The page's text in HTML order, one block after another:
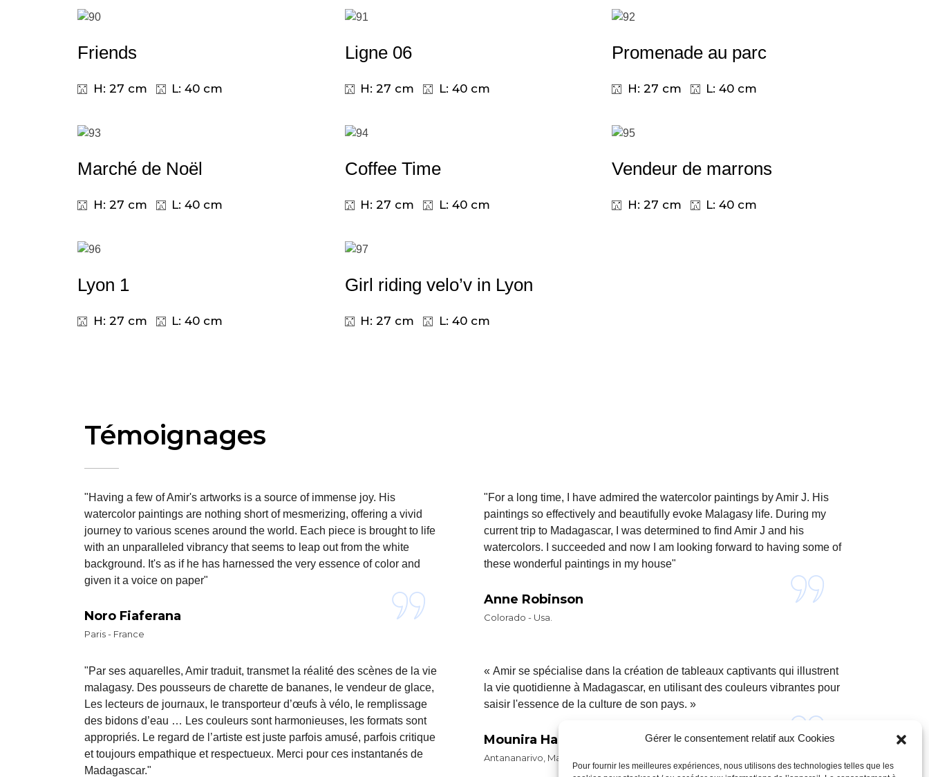
Gérer le consentement relatif aux Cookies
Pour fournir les meilleures expériences, nous utilisons des technologies telles que les
Friends
H: 27 cm L: 40 cm
Ligne 06
H: 27 cm L: 40 cm
Promenade au parc
H: 27 cm L: 40 cm
Marché de Noël
H: 27 cm L: 40 cm
Coffee Time
H: 27 cm L: 40 cm
Vendeur de marrons
H: 27 cm L: 40 cm
Lyon 1
H: 27 cm L: 40 cm
Girl riding velo’v in Lyon
H: 27 cm L: 40 cm
Témoignages
"Having a few of Amir's artworks is a source of immense joy. His
watercolor paintings are nothing short of mesmerizing, offering a vivid
journey to various scenes around the world. Each piece is brought to life
with an unparalleled vibrancy that seems to leap out from the white
background. It's as if he has harnessed the very essence of color and
given it a voice on paper"
Noro Fiaferana
Paris - France
"For a long time, I have admired the watercolor paintings by Amir J. His
paintings so effectively and beautifully evoke Malagasy life. During my
current trip to Madagascar, I was determined to find Amir J and his
watercolors. I succeeded and now I am looking forward to having some of
these wonderful paintings in my house"
Anne Robinson
Colorado - Usa.
"Par ses aquarelles, Amir traduit, transmet la réalité des scènes de la vie
malagasy. Des pousseurs de charette de bananes, le vendeur de glace,
Les lecteurs de journaux, le transporteur d’œufs à vélo, le remplissage
des bidons d’eau … Les couleurs sont harmonieuses, les formats sont
appropriés. Le regard de l’artiste est juste parfois amusé, parfois critique
et toujours empathique et respectueux. Merci pour ces instantanés de
Madagascar."
« Amir se spécialise dans la création de tableaux captivants qui illustrent
la vie quotidienne à Madagascar, en utilisant des couleurs vibrantes pour
saisir l'essence de la culture de son pays. »
Mounira Hassim
Antananarivo, Madagascar.